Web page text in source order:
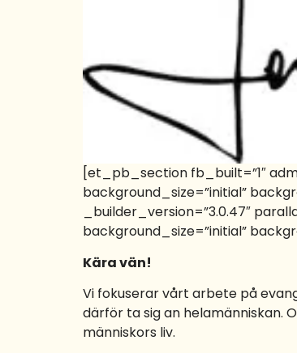
[et_pb_section fb_built=”1″
background_size=”initial”
_builder_version=”3.0.47″
background_size=”initial”
Kära vän!
Vi fokuserar vårt arbete på
därför ta sig an helamänniskan.
människors liv.